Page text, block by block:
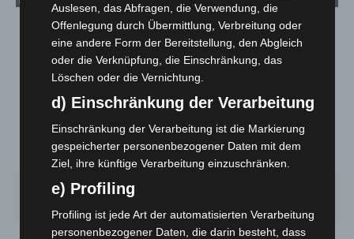
LANGENHAGEN
Klarer Himmel
22 °C
51% 2.2m/s 5%
SA.
27°
SO.
°
Auslesen, das Abfragen, die Verwendung, die
Offenlegung durch Übermittlung, Verbreitung oder
eine andere Form der Bereitstellung, den Abgleich
oder die Verknüpfung, die Einschränkung, das
Löschen oder die Vernichtung.
d) Einschränkung der Verarbeitung
Einschränkung der Verarbeitung ist die Markierung
gespeicherter personenbezogener Daten mit dem
Ziel, ihre künftige Verarbeitung einzuschränken.
e) Profiling
Profiling ist jede Art der automatisierten Verarbeitung
personenbezogener Daten, die darin besteht, dass